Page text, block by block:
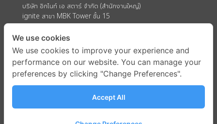
บริษัท อิกไนท์ เอ สตาร์ จำกัด (สำนักงานใหญ่)
ignite สาขา MBK Tower ชั้น 15
ถนนพญาไท แขวงวังใหม่ เขตปทุมวัน กรุงเทพมหานคร 10330
We use cookies
We use cookies to improve your experience and
performance on our website. You can manage your
preferences by clicking "Change Preferences".
Accept All